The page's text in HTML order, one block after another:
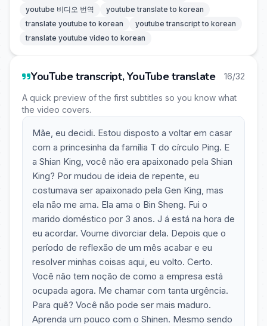
youtube 비디오 번역
youtube translate to korean
translate youtube to korean
youtube transcript to korean
translate youtube video to korean
YouTube transcript, YouTube translate 16/32
A quick preview of the first subtitles so you know what
the video covers.
Mãe, eu decidi. Estou disposto a voltar em casar
com a princesinha da família T do círculo Ping. E
a Shian King, você não era apaixonado pela Shian
King? Por mudou de ideia de repente, eu
costumava ser apaixonado pela Gen King, mas
ela não me ama. Ela ama o Bin Sheng. Fui o
marido doméstico por 3 anos. J á está na hora de
eu acordar. Voume divorciar dela. Depois que o
período de reflexão de um mês acabar e eu
resolver minhas coisas aqui, eu volto. Certo.
Você não tem noção de como a empresa está
ocupada agora. Me chamar com tanta urgência.
Para quê? Você não pode ser mais maduro.
Aprenda um pouco com o Shinen. Mesmo sendo